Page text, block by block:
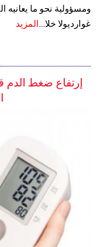
ومسؤولية نحو ما
غوارديولا خلا... المزيد
إرتفاع ضغط